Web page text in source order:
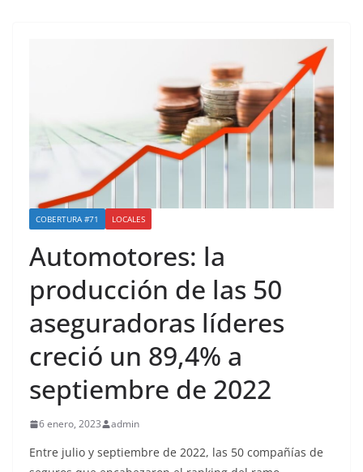
COBERTURA #71 LOCALES
Automotores: la
producción de las 50
aseguradoras líderes
creció un 89,4% a
septiembre de 2022
6 enero, 2023 admin
Entre julio y septiembre de 2022, las 50 compañías de